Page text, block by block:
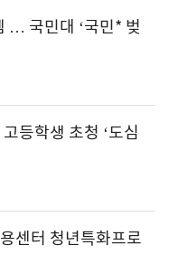
… 국민대 ‘국민* 벚
등학생 초청 ‘도심
센터 청년특화프로